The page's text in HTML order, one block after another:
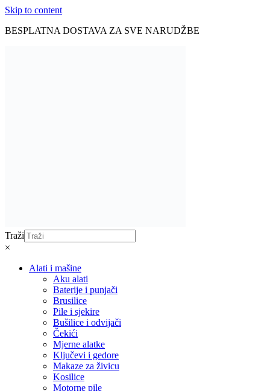
Skip to content
BESPLATNA DOSTAVA ZA SVE NARUDŽBE
Traži
×
Alati i mašine
Aku alati
Baterije i punjači
Brusilice
Pile i sjekire
Bušilice i odvijači
Čekići
Mjerne alatke
Ključevi i gedore
Makaze za živicu
Kosilice
Motorne pile